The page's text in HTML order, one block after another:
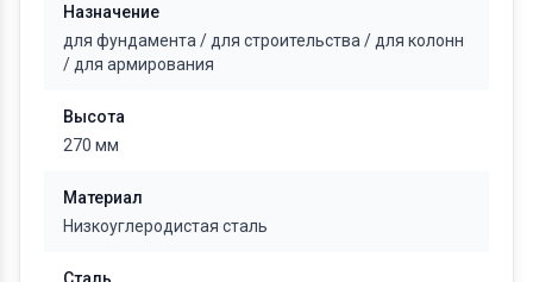
Назначение
для фундамента / для строительства / для колонн
/ для армирования
Высота
270 мм
Материал
Низкоуглеродистая сталь
Сталь